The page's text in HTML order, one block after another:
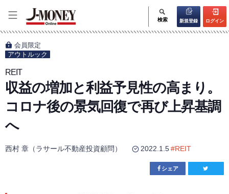
検索 新規登録 ログイン
会員限定
アウトルック
REIT
収益の増加と利益予見性の高まり。
コロナ後の景気回復で再び上昇基調
へ
西村 章（ラサール不動産投資顧問） 2022.1.5#REIT
シェア